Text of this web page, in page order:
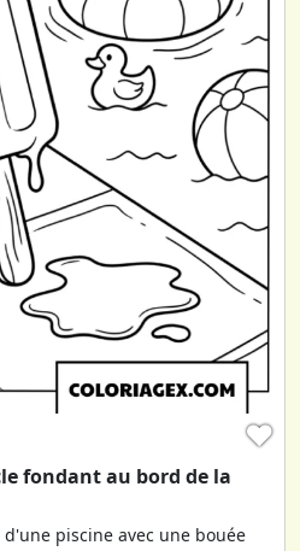
♥
fondant au bord de la
piscine avec une bouée